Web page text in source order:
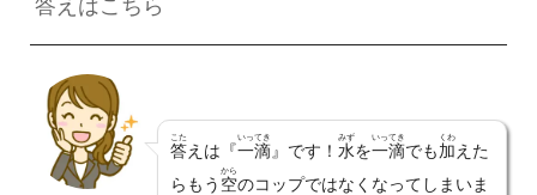
答 えはこちら
答
こた
えは『一滴
いってき
』です！ 水
みず
を一滴
いってき
でも加
くわ
えた
らもう 空
から
のコップではなくなってしまいま